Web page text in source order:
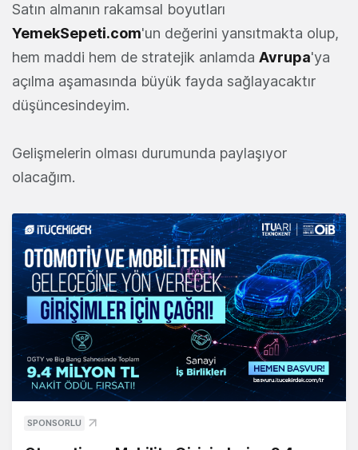
Satın almanın rakamsal boyutları
YemekSepeti.com'un değerini yansıtmakta olup,
hem maddi hem de stratejik anlamda Avrupa'ya
açılma aşamasında büyük fayda sağlayacaktır
düşüncesindeyim.
Gelişmelerin olması durumunda paylaşıyor
olacağım.
SPONSORLU